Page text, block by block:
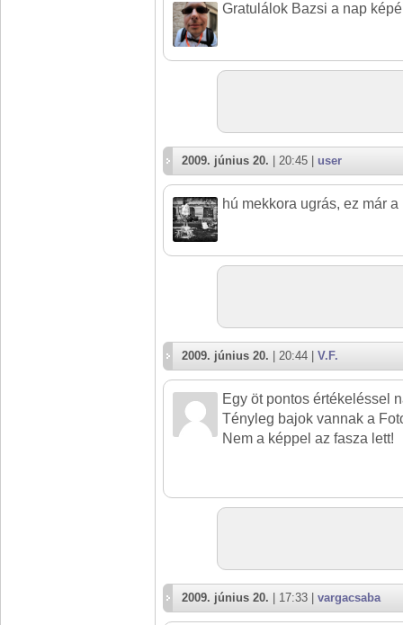
Gratulálok Bazsi a nap
2009. június 20. | 20:45 | user
hú mekkora ugrás, ez már
2009. június 20. | 20:44 | V.F.
Egy öt pontos értékeléssel
Tényleg bajok vannak a
Nem a képpel az fasza lett!
2009. június 20. | 17:33 | vargacsaba